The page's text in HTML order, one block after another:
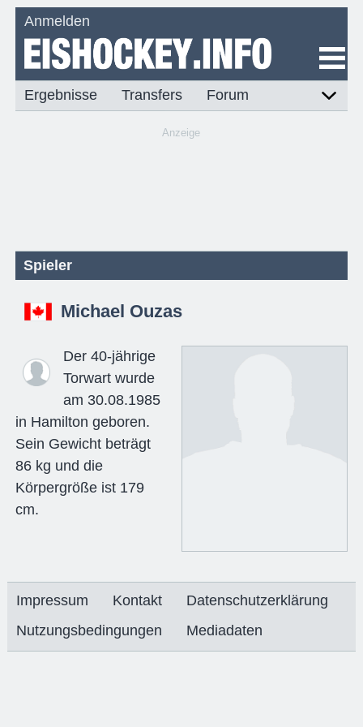
Anmelden
Ergebnisse Transfers Forum
Anzeige
Spieler
Michael Ouzas
Der 40-jährige
Torwart wurde
am 30.08.1985
in Hamilton geboren.
Sein Gewicht beträgt
86 kg und die
Körpergröße ist 179
cm.
Impressum Kontakt
Datenschutzerklärung
Nutzungsbedingungen
Mediadaten